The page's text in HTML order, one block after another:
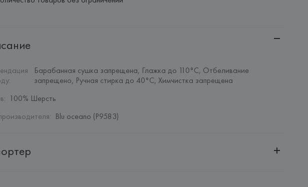
:
Барабанная сушка запрещена, Глажка до 110°C, Отбеливание
запрещено, Ручная стирка до 40°C, Химчистка запрещена
: 100% Шерсть
: Blu oceano (P9583)